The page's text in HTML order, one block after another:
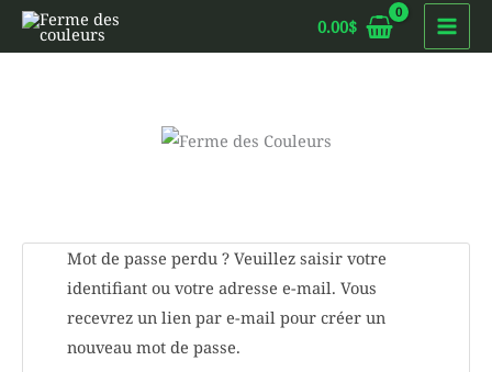
Aller
0.00$
Mot de passe perdu ? Veuillez saisir votre
identifiant ou votre adresse e-mail. Vous
recevrez un lien par e-mail pour créer un
nouveau mot de passe.